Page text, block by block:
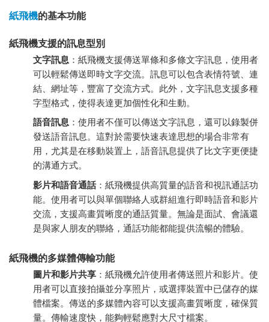
紙飛機的基本功能
紙飛機支援的訊息型別
文字訊息 ：紙飛機支援傳送單條和多條文字訊息，使用者
可以輕鬆傳送即時文字交流。訊息可以包含表情符號、連
結、網址等，豐富了交流方式。此外，文字訊息支援多種
字型格式，使得表達更加個性化和生動。
語音訊息 ：使用者不僅可以傳送文字訊息，還可以錄製併
發送語音訊息。這對於需要快速表達思想的場合非常有
用，尤其是在移動裝置上，語音訊息提供了比文字更便捷
的溝通方式。
影片和語音通話：紙飛機提供高質量的語音和視訊通話功
能。使用者可以與單個聯絡人或群組進行即時語音和影片
交流，支援高畫質晰度的通話質量。無論是面試、會議還
是與家人朋友的聯絡，通話功能都能提供流暢的體驗。
紙飛機的多媒體傳輸功能
圖片和影片共享 ：紙飛機允許使用者傳送照片和影片。使
用者可以直接拍攝並分享照片，或選擇裝置中已儲存的媒
體檔案。傳送的多媒體內容可以支援高畫質晰度，確保質
量。傳輸速度快，能夠輕鬆應對大尺寸檔案。